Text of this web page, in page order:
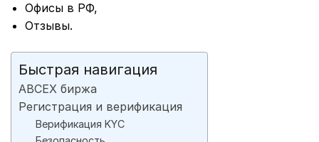
Офисы в РФ,
Отзывы.
Быстрая навигация
ABCEX биржа
Регистрация и верификация
Верификация KYC